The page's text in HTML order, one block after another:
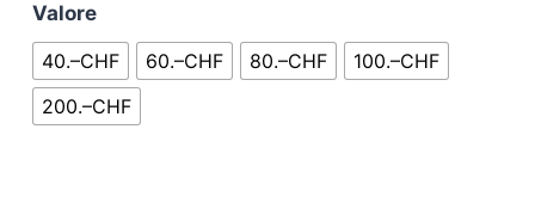
Valore
40.–CHF
60.–CHF 80.–CHF
100.–CHF
200.–CHF